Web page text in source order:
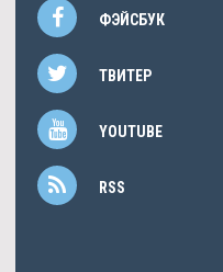
ФЭЙСБУК
ТВИТЕР
YOUTUBE
RSS